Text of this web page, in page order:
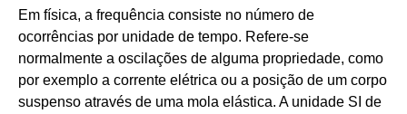
Em física, a frequência consiste no número de
ocorrências por unidade de tempo. Refere-se
normalmente a oscilações de alguma propriedade, como
por exemplo a corrente elétrica ou a posição de um corpo
suspenso através de uma mola elástica. A unidade SI de